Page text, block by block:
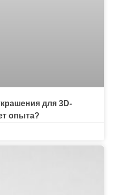
для 3D-
опыта?